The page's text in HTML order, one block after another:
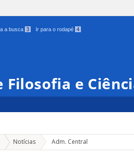
a busca 3 Ir para o rodapé 4
Filosofia e
Notícias Adm. Central